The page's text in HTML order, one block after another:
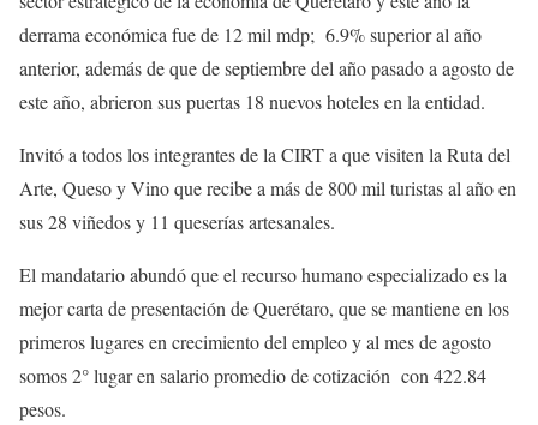
derrama económica fue de 12 mil mdp; 6.9% superior al año
anterior, además de que de septiembre del año pasado a agosto de
este año, abrieron sus puertas 18 nuevos hoteles en la entidad.
Invitó a todos los integrantes de la CIRT a que visiten la Ruta del
Arte, Queso y Vino que recibe a más de 800 mil turistas al año en
sus 28 viñedos y 11 queserías artesanales.
El mandatario abundó que el recurso humano especializado es la
mejor carta de presentación de Querétaro, que se mantiene en los
primeros lugares en crecimiento del empleo y al mes de agosto
somos 2° lugar en salario promedio de cotización con 422.84
pesos.